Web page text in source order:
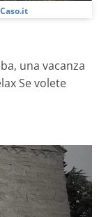
una vacanza
Se volete